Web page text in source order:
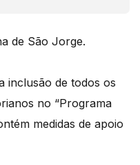
de São Jorge.
inclusão de todos os
no “Programa
medidas de apoio